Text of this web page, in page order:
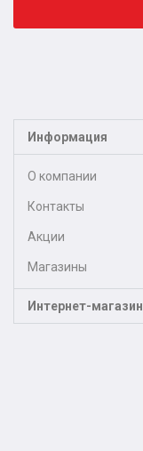
Информация
О компании
Контакты
Акции
Магазины
Интернет-магазин